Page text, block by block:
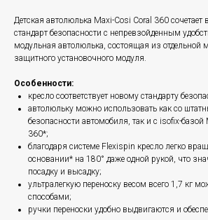
Детская автолюлька Maxi-Cosi Coral 360 сочетает
стандарт безопасности с непревзойденным
модульная автолюлька, состоящая из отдельной
защитного установочного модуля.
Особенности:
кресло соответствует новому стандарту
автолюльку можно использовать как со
безопасности автомобиля, так и с isofix-
360*;
благодаря системе Flexispin кресло легко
основании* на 180° даже одной рукой, что
посадку и высадку;
ультралегкую переноску весом всего 1,7 кг
способами;
ручки переноски удобно выдвигаются и